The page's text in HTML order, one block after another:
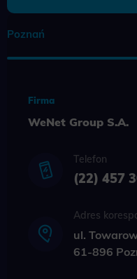
Poznań
Firma
WeNet Group S.A.
Telefon
(22) 457
Adres
ul.
61-896